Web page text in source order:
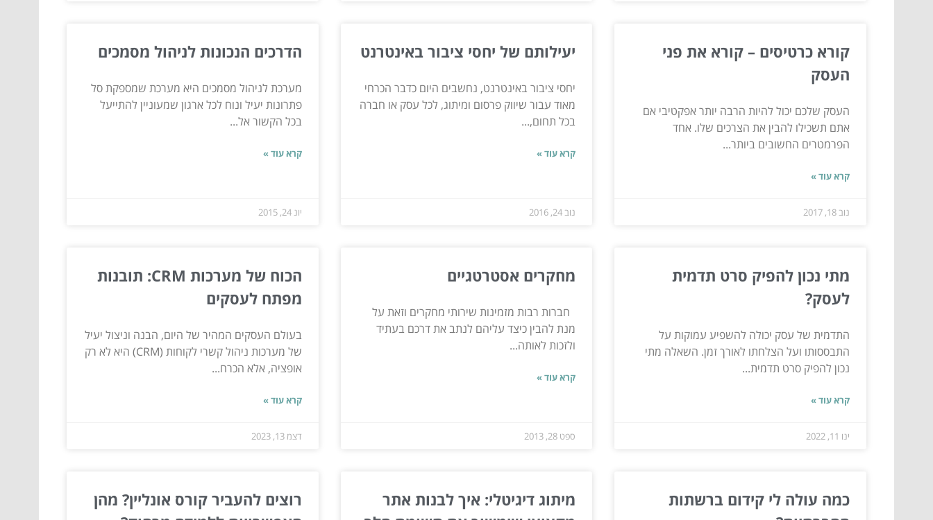
קורא כרטיסים – קורא את פני
העסק
העסק שלכם יכול להיות הרבה יותר אפקטיבי אם
אתם תשכילו להבין את הצרכים שלו. אחד
הפרמטרים החשובים ביותר...
קרא עוד »
נוב 18, 2017
יעילותם של יחסי ציבור באינטרנט
יחסי ציבור באינטרנט, נחשבים היום כדבר הכרחי
מאוד עבור שיווק פרסום ומיתוג, לכל עסק או חברה
בכל תחום,...
קרא עוד »
נוב 24, 2016
הדרכים הנכונות לניהול מסמכים
מערכת לניהול מסמכים היא מערכת שמספקת סל
פתרונות יעיל ונוח לכל ארגון שמעוניין להתייעל
בכל הקשור אל...
קרא עוד »
יונ 24, 2015
מתי נכון להפיק סרט תדמית
לעסק?
התדמית של עסק יכולה להשפיע עמוקות על
התבססותו ועל הצלחתו לאורך זמן. השאלה מתי
נכון להפיק סרט תדמית...
קרא עוד »
ינו 11, 2022
מחקרים אסטרטגיים
חברות רבות מזמינות שירותי מחקרים וזאת על
מנת להבין כיצד עליהם לנתב את דרכם בעתיד
ולזכות לאותה...
קרא עוד »
ספט 28, 2013
הכוח של מערכות CRM: תובנות
מפתח לעסקים
בעולם העסקים המהיר של היום, הבנה וניצול יעיל
של מערכות ניהול קשרי לקוחות (CRM) היא לא רק
אופציה, אלא הכרח...
קרא עוד »
דצמ 13, 2023
כמה עולה לי קידום ברשתות
מיתוג דיגיטלי: איך לבנות אתר
רוצים להעביר קורס אונליין? מהן